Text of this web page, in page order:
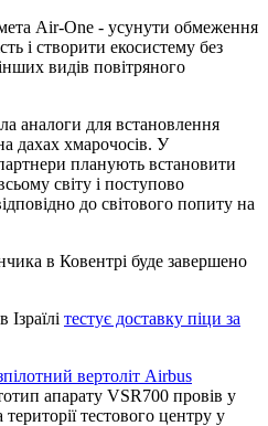
Air-One - усунути обмеження
і створити екосистему без
видів повітряного
аналоги для встановлення
дахах хмарочосів. У
планують встановити
світу і поступово
до світового попиту на
в Ковентрі буде завершено
тестує доставку піци за
вертоліт Airbus
апарату VSR700 провів у
тестового центру у